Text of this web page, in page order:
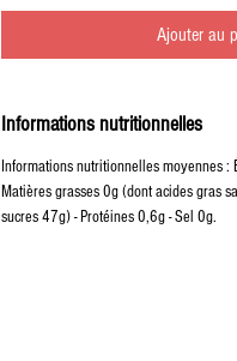
Ajouter au
Informations nutritionnelles
Informations nutritionnelles moyennes
Matières grasses 0g (dont acides gras
sucres 47g) - Protéines 0,6g - Sel 0g.